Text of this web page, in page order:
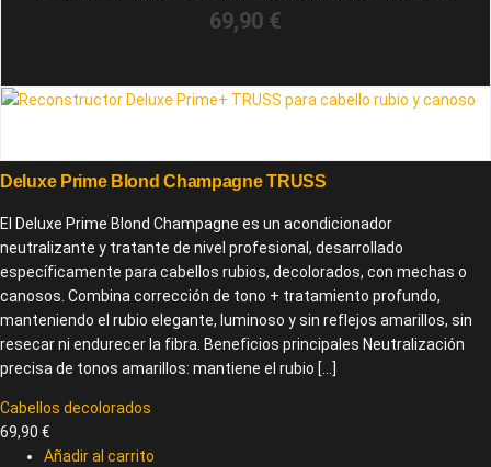
69,90 €
Deluxe Prime Blond Champagne TRUSS
El Deluxe Prime Blond Champagne es un acondicionador
neutralizante y tratante de nivel profesional, desarrollado
específicamente para cabellos rubios, decolorados, con mechas o
canosos. Combina corrección de tono + tratamiento profundo,
manteniendo el rubio elegante, luminoso y sin reflejos amarillos, sin
resecar ni endurecer la fibra. Beneficios principales Neutralización
precisa de tonos amarillos: mantiene el rubio […]
Cabellos decolorados
69,90€
Añadir al carrito